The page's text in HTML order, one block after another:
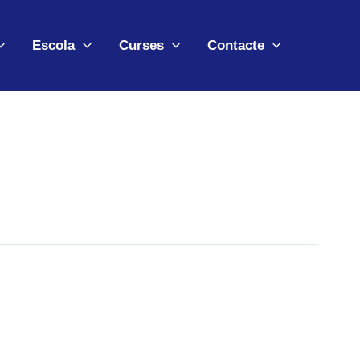
Escola Curses Contacte